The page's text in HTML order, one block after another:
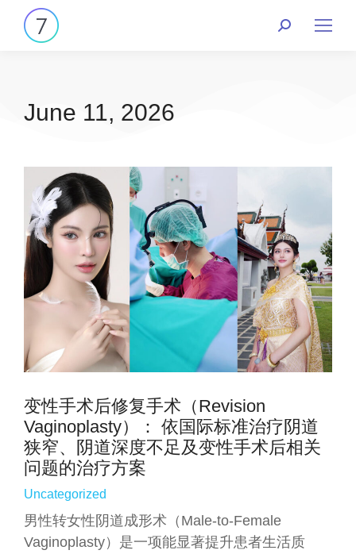
June 11, 2026
变性手术后修复手术（Revision
Vaginoplasty）： 依国际标准治疗阴道
狭窄、阴道深度不足及变性手术后相关
问题的治疗方案
Uncategorized
男性转女性阴道成形术（Male-to-Female
Vaginoplasty）是一项能显著提升患者生活质